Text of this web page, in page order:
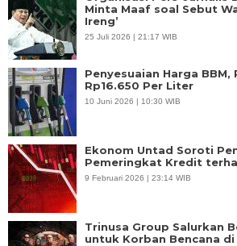
Minta Maaf soal Sebut
Ireng’
25 Juli 2026 | 21:17 WIB
Penyesuaian Harga
Rp16.650 Per Liter
10 Juni 2026 | 10:30 WIB
Ekonom Untad Soroti
Pemeringkat Kredit
9 Februari 2026 | 23:14 WIB
Trinusa Group Salurkan
untuk Korban Bencana di